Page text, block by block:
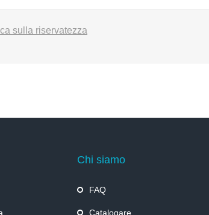
sulla riservatezza
Chi siamo
FAQ
Catalogare